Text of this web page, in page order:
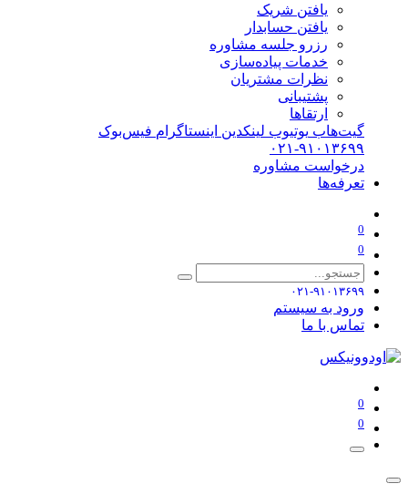
یافتن شریک
یافتن حسابدار
رزرو جلسه مشاوره
خدمات پیاده‌سازی
نظرات مشتریان
پشتیبانی
ارتقاها
گیت‌هاب یوتیوب لینکدین اینستاگرام فیس‌بوک
۰۲۱-۹۱۰۱۳۶۹۹
درخواست مشاوره
تعرفه‌ها
0
0
۰۲۱-۹۱۰۱۳۶۹۹
ورود به سیستم
تماس با ما
0
0